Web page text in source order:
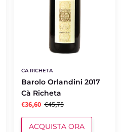
CA RICHETA
Barolo Orlandini 2017
Cà Richeta
€36,60 €45,75
ACQUISTA ORA